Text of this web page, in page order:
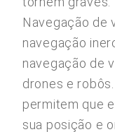
Navegação de
navegação
navegação de
drones e
permitem que
sua posição e